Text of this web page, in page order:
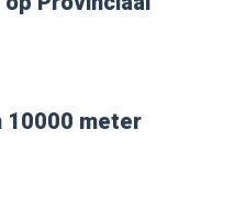
10000 meter